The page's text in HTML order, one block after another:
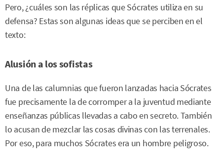
Pero, ¿cuáles son las réplicas que Sócrates utiliza en su
defensa? Estas son algunas ideas que se perciben en el
texto:
Alusión a los sofistas
Una de las calumnias que fueron lanzadas hacia Sócrates
fue precisamente la de corromper a la juventud mediante
enseñanzas públicas llevadas a cabo en secreto. También
lo acusan de mezclar las cosas divinas con las terrenales.
Por eso, para muchos Sócrates era un hombre peligroso.